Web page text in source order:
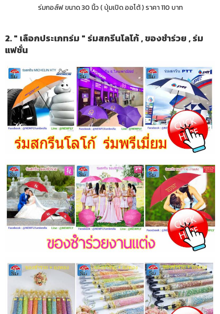
ร่มกอล์ฟ ขนาด 30 นิ้ว ( ปุ่มเปิด ออโต้ ) ราคา 110 บาท
2. " เลือกประเภทร่ม " ร่มสกรีนโลโก้ , ของชำร่วย , ร่ม
แฟชั่น